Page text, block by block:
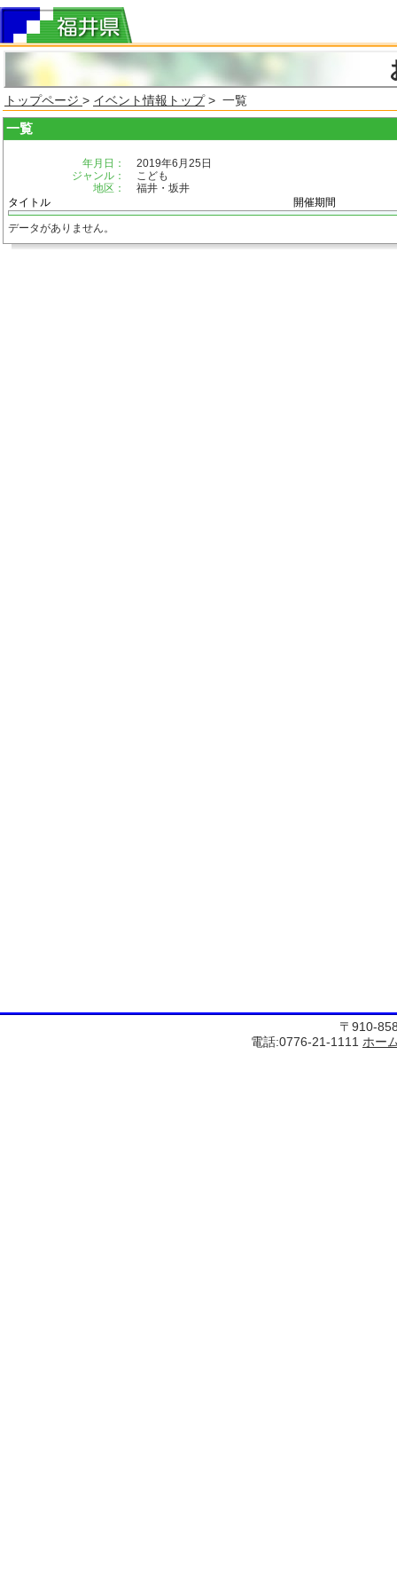
トップページ > イベント情報トップ> 一覧
一覧
年月日：
2019年6月25日
ジャンル：
こども
地区：
福井・坂井
タイトル
開催期間
データがありません。
〒910-
電話:0776-21-1111 ホー